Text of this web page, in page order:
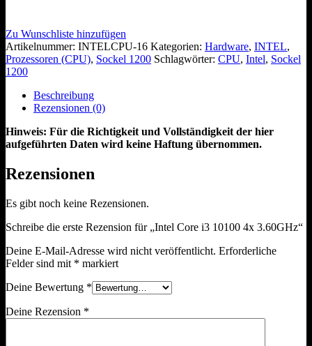
Zu Wunschliste hinzufügen
Artikelnummer: INTELCPU-16 Kategorien: Hardware, INTEL,
Prozessoren (CPU), Sockel 1200 Schlagwörter: CPU, Intel, Sockel
1200
Beschreibung
Rezensionen (0)
Hinweis: Für die Richtigkeit und Vollständigkeit der hier
aufgeführten Daten wird keine Haftung übernommen.
Rezensionen
Es gibt noch keine Rezensionen.
Schreibe die erste Rezension für „Intel Core i3 10100 4x 3.60GHz“
Deine E-Mail-Adresse wird nicht veröffentlicht. Erforderliche
Felder sind mit * markiert
Deine Bewertung *
Deine Rezension *